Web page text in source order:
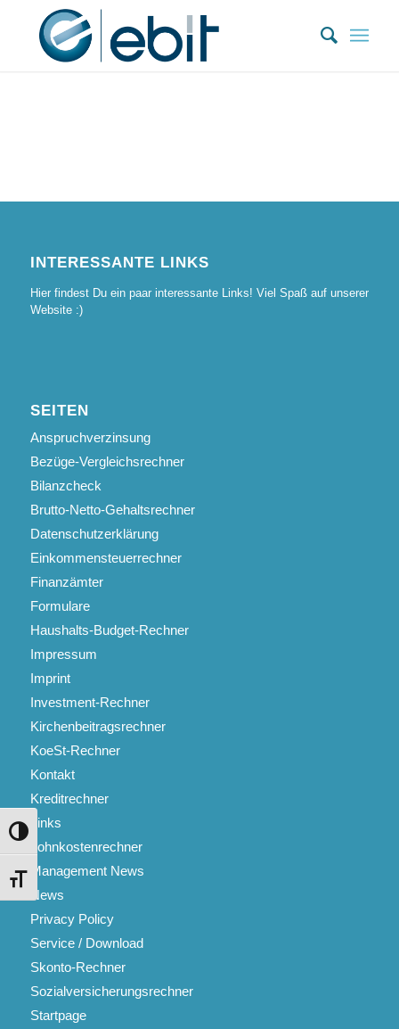
springen
Umschalten auf hohe Kontraste
Schrift vergrößern
INTERESSANTE LINKS
Hier findest Du ein paar interessante Links! Viel Spaß auf unserer
Website :)
SEITEN
Anspruchverzinsung
Bezüge-Vergleichsrechner
Bilanzcheck
Brutto-Netto-Gehaltsrechner
Datenschutzerklärung
Einkommensteuerrechner
Finanzämter
Formulare
Haushalts-Budget-Rechner
Impressum
Imprint
Investment-Rechner
Kirchenbeitragsrechner
KoeSt-Rechner
Kontakt
Kreditrechner
Links
Lohnkostenrechner
Management News
News
Privacy Policy
Service / Download
Skonto-Rechner
Sozialversicherungsrechner
Startpage